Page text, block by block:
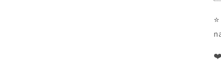
⭐
❤️